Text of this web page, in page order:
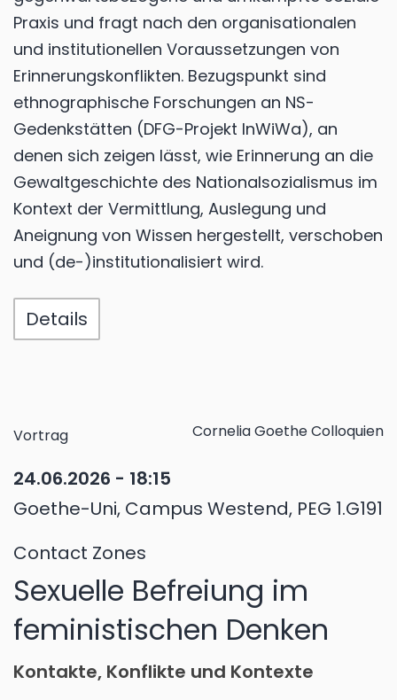
Praxis und fragt nach den organisationalen
und institutionellen Voraussetzungen von
Erinnerungskonflikten. Bezugspunkt sind
ethnographische Forschungen an NS-
Gedenkstätten (DFG-Projekt InWiWa), an
denen sich zeigen lässt, wie Erinnerung an die
Gewaltgeschichte des Nationalsozialismus im
Kontext der Vermittlung, Auslegung und
Aneignung von Wissen hergestellt, verschoben
und (de-)institutionalisiert wird.
Details
Vortrag Cornelia Goethe Colloquien
24.06.2026 - 18:15
Goethe-Uni, Campus Westend, PEG 1.G191
Contact Zones
Sexuelle Befreiung im
feministischen Denken
Kontakte, Konflikte und Kontexte